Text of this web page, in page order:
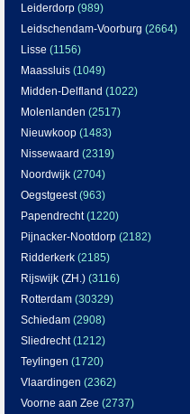
Leiderdorp (989)
Leidschendam-Voorburg (2664)
Lisse (1156)
Maassluis (1049)
Midden-Delfland (1022)
Molenlanden (2517)
Nieuwkoop (1483)
Nissewaard (2319)
Noordwijk (2704)
Oegstgeest(963)
Papendrecht(1220)
Pijnacker-Nootdorp (2182)
Ridderkerk (2185)
Rijswijk (ZH.) (3116)
Rotterdam (30329)
Schiedam (2908)
Sliedrecht(1212)
Teylingen (1720)
Vlaardingen (2362)
Voorne aan Zee (2737)